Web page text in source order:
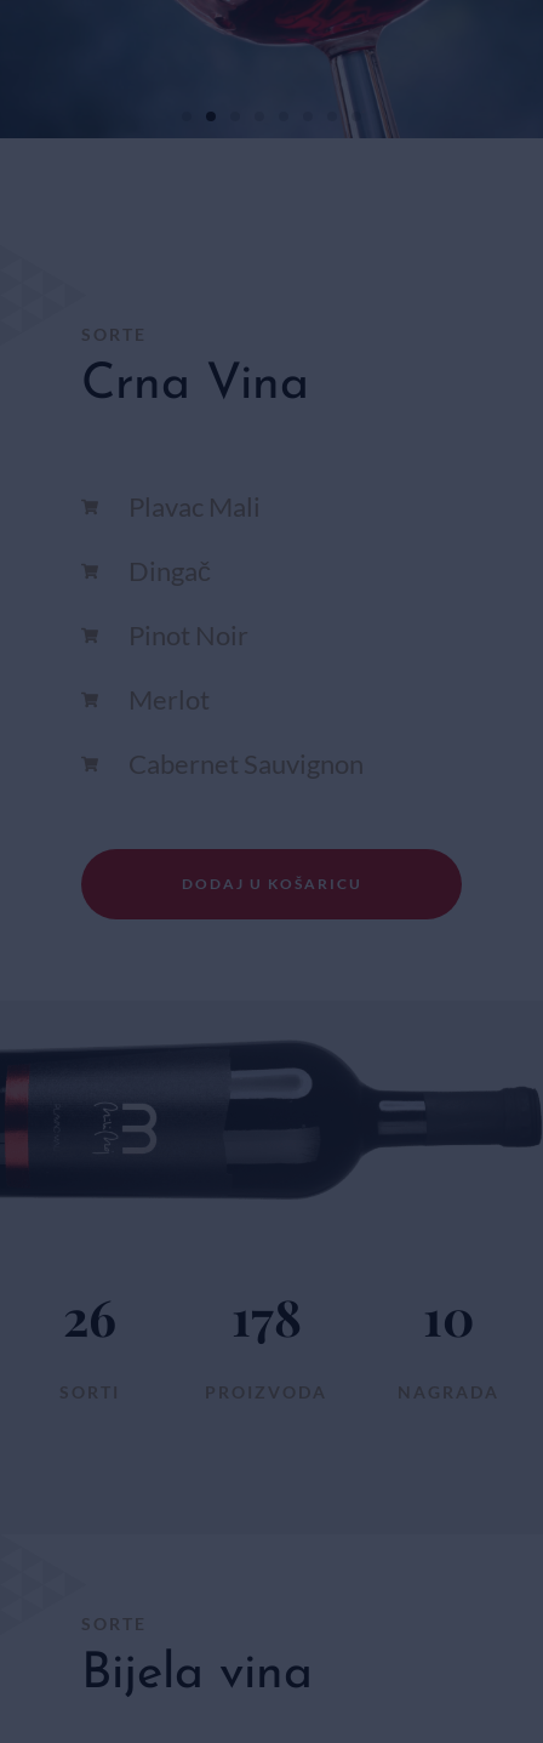
SORTI
26
PROIZVODA
178
NAGRADA
10
SORTE
Crna Vina
Plavac Mali
Dingač
Pinot Noir
Merlot
Cabernet Sauvignon
DODAJ U KOŠARICU
SORTE
Bijela vina